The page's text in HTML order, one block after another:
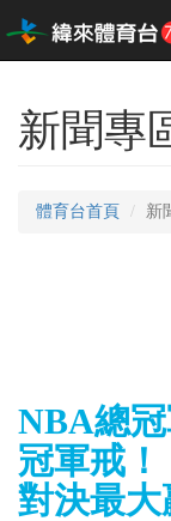
新聞專
體育台首頁 新
NBA總
冠軍戒！
對決最大